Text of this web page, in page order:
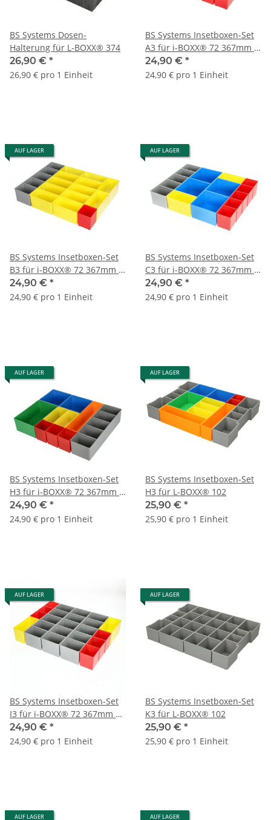
BS Systems Dosen-
Halterung für L-BOXX® 374
26,90 € *
26,90 € pro 1 Einheit
BS Systems Insetboxen-Set
A3 für i-BOXX® 72 367mm x
316mm x 64mm
24,90 € *
24,90 € pro 1 Einheit
AUF LAGER
BS Systems Insetboxen-Set
B3 für i-BOXX® 72 367mm x
316mm x 64mm
24,90 € *
24,90 € pro 1 Einheit
AUF LAGER
BS Systems Insetboxen-Set
C3 für i-BOXX® 72 367mm x
316mm x 64mm
24,90 € *
24,90 € pro 1 Einheit
AUF LAGER
BS Systems Insetboxen-Set
H3 für i-BOXX® 72 367mm x
316mm x 64mm
24,90 € *
24,90 € pro 1 Einheit
AUF LAGER
BS Systems Insetboxen-Set
H3 für L-BOXX® 102
25,90 € *
25,90 € pro 1 Einheit
AUF LAGER
BS Systems Insetboxen-Set
I3 für i-BOXX® 72 367mm x
316mm x 64mm
24,90 € *
24,90 € pro 1 Einheit
AUF LAGER
BS Systems Insetboxen-Set
K3 für L-BOXX® 102
25,90 € *
25,90 € pro 1 Einheit
AUF LAGER AUF LAGER